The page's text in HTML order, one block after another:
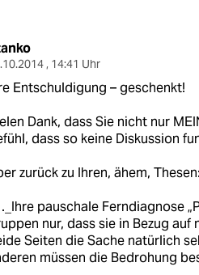
, 14:41 Uhr
Entschuldigung – geschenkt!
Dank, dass Sie nicht nur
dass so keine Diskussion
zurück zu Ihren, ähem, Thesen:
pauschale Ferndiagnose
nur, dass sie in Bezug
Seiten die Sache natürlich
müssen die Bedrohung